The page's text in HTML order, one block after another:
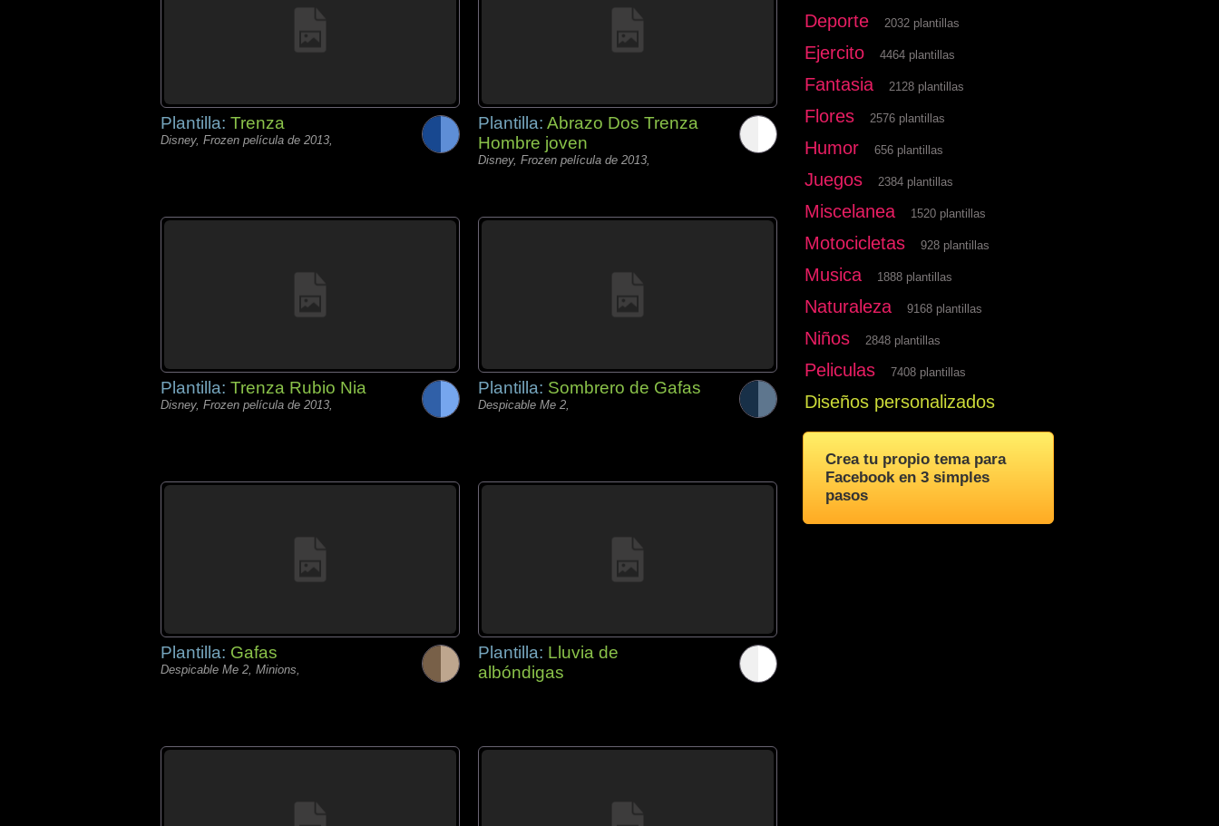
Plantilla: Trenza
Disney, Frozen película de 2013,
Plantilla: Abrazo Dos Trenza
Hombre joven
Disney, Frozen película de 2013,
Plantilla: Trenza Rubio Nia
Disney, Frozen película de 2013,
Plantilla: Sombrero de Gafas
Despicable Me 2,
Plantilla: Gafas
Despicable Me 2, Minions,
Plantilla: Lluvia de
albóndigas
Deporte 2032 plantillas
Ejercito 4464 plantillas
Fantasia 2128 plantillas
Flores 2576 plantillas
Humor 656 plantillas
Juegos 2384 plantillas
Miscelanea 1520 plantillas
Motocicletas 928 plantillas
Musica 1888 plantillas
Naturaleza 9168 plantillas
Niños 2848 plantillas
Peliculas 7408 plantillas
Diseños personalizados
Crea tu propio tema para
Facebook en 3 simples
pasos